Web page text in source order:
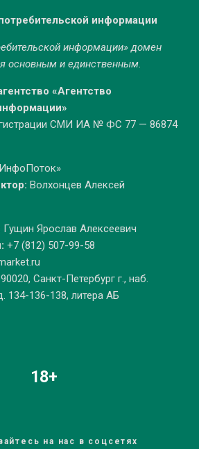
информации
информации» домен
основным и единственным.
«Агентство
СМИ ИА № ФС 77 — 86874
Волхонцев Алексей
Гущин Ярослав Алексеевич
+7 (812) 507-99-58
Санкт-Петербург г., наб.
134-136-138, литера АБ
18+
на нас в соцсетях